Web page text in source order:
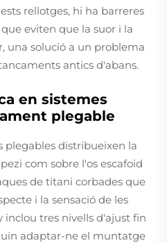
rellotges, hi ha barreres
eviten que la suor i la
una solució a un problema
antics d'abans.
en sistemes
plegable
plegables distribueixen la
com sobre l'os escafoid
de titani corbades que
i la sensació de les
inclou tres nivells d'ajust fin
adaptar-ne el muntatge